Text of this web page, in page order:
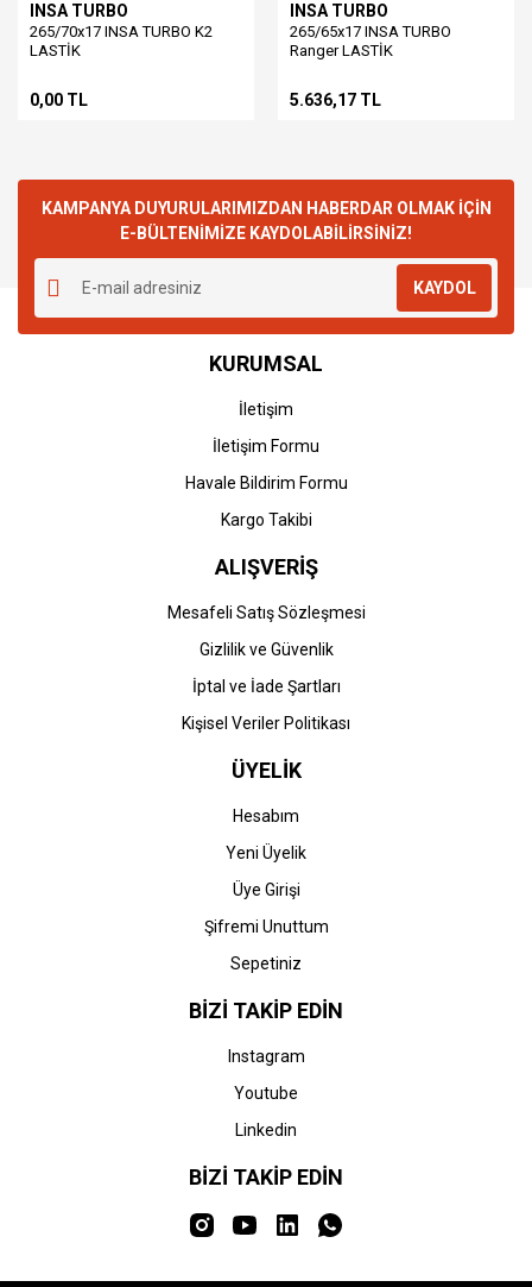
INSA TURBO
265/70x17 INSA TURBO K2
LASTİK
0,00 TL
INSA TURBO
265/65x17 INSA TURBO
Ranger LASTİK
5.636,17 TL
KAMPANYA DUYURULARIMIZDAN HABERDAR OLMAK İÇİN
E-BÜLTENİMİZE KAYDOLABİLİRSİNİZ!
KAYDOL
KURUMSAL
İletişim
İletişim Formu
Havale Bildirim Formu
Kargo Takibi
ALIŞVERİŞ
Mesafeli Satış Sözleşmesi
Gizlilik ve Güvenlik
İptal ve İade Şartları
Kişisel Veriler Politikası
ÜYELİK
Hesabım
Yeni Üyelik
Üye Girişi
Şifremi Unuttum
Sepetiniz
BİZİ TAKİP EDİN
Instagram
Youtube
Linkedin
BİZİ TAKİP EDİN